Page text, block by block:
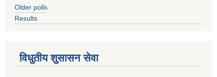
Older polls
Results
विधुतीय शुसासन सेवा